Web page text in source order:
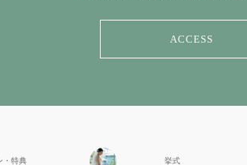
ACCESS
・特典 挙式